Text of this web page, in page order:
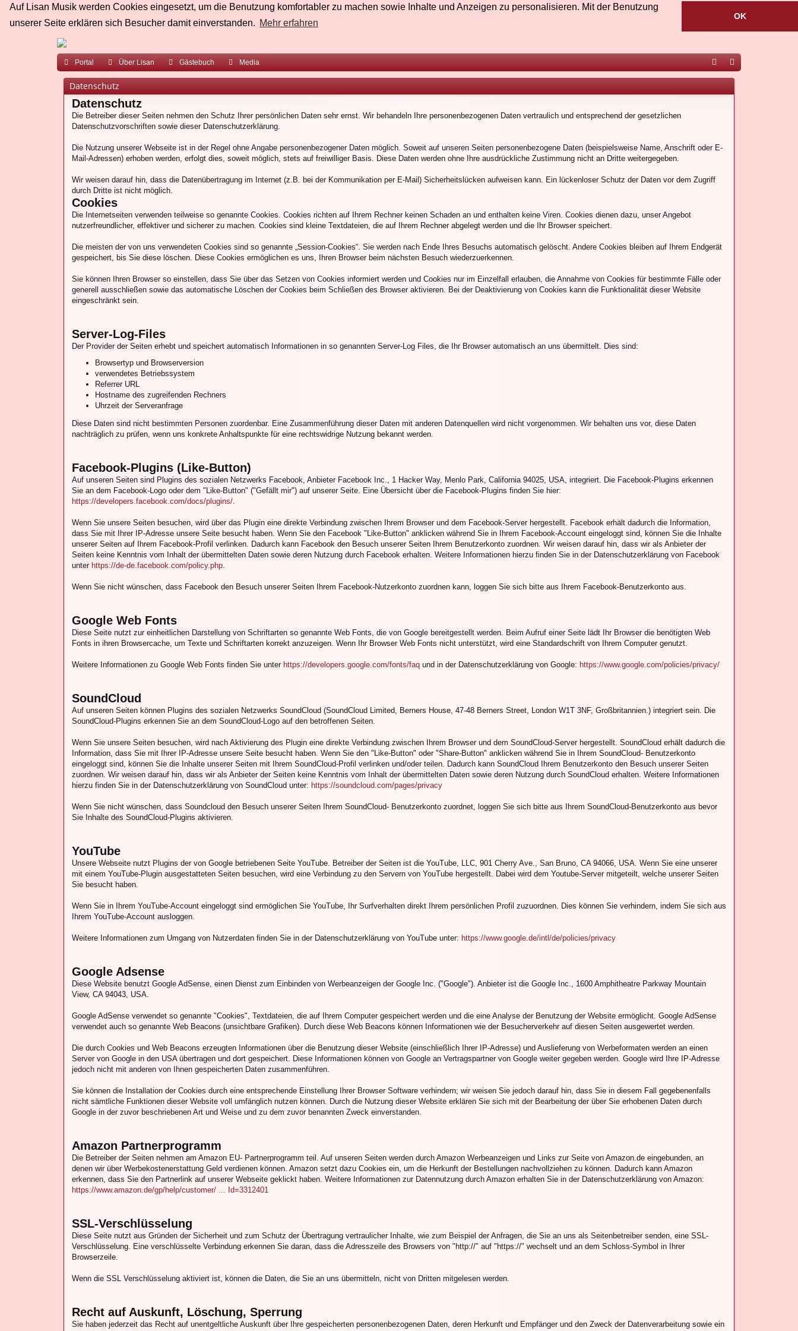
Auf Lisan Musik werden Cookies eingesetzt, um die Benutzung komfortabler zu machen sowie Inhalte und Anzeigen zu personalisieren. Mit der Benutzung
unserer Seite erklären sich Besucher damit einverstanden. Mehr erfahren
OK
Portal Über Lisan Gästebuch Media
ac ou
Datenschutz
Datenschutz
Die Betreiber dieser Seiten nehmen den Schutz Ihrer persönlichen Daten sehr ernst. Wir behandeln Ihre personenbezogenen Daten vertraulich und entsprechend der gesetzlichen
Datenschutzvorschriften sowie dieser Datenschutzerklärung.
Die Nutzung unserer Webseite ist in der Regel ohne Angabe personenbezogener Daten möglich. Soweit auf unseren Seiten personenbezogene Daten (beispielsweise Name, Anschrift oder E-
Mail-Adressen) erhoben werden, erfolgt dies, soweit möglich, stets auf freiwilliger Basis. Diese Daten werden ohne Ihre ausdrückliche Zustimmung nicht an Dritte weitergegeben.
Wir weisen darauf hin, dass die Datenübertragung im Internet (z.B. bei der Kommunikation per E-Mail) Sicherheitslücken aufweisen kann. Ein lückenloser Schutz der Daten vor dem Zugriff
durch Dritte ist nicht möglich.
Cookies
Die Internetseiten verwenden teilweise so genannte Cookies. Cookies richten auf Ihrem Rechner keinen Schaden an und enthalten keine Viren. Cookies dienen dazu, unser Angebot
nutzerfreundlicher, effektiver und sicherer zu machen. Cookies sind kleine Textdateien, die auf Ihrem Rechner abgelegt werden und die Ihr Browser speichert.
Die meisten der von uns verwendeten Cookies sind so genannte „Session-Cookies“. Sie werden nach Ende Ihres Besuchs automatisch gelöscht. Andere Cookies bleiben auf Ihrem Endgerät
gespeichert, bis Sie diese löschen. Diese Cookies ermöglichen es uns, Ihren Browser beim nächsten Besuch wiederzuerkennen.
Sie können Ihren Browser so einstellen, dass Sie über das Setzen von Cookies informiert werden und Cookies nur im Einzelfall erlauben, die Annahme von Cookies für bestimmte Fälle oder
generell ausschließen sowie das automatische Löschen der Cookies beim Schließen des Browser aktivieren. Bei der Deaktivierung von Cookies kann die Funktionalität dieser Website
eingeschränkt sein.
Server-Log-Files
Der Provider der Seiten erhebt und speichert automatisch Informationen in so genannten Server-Log Files, die Ihr Browser automatisch an uns übermittelt. Dies sind:
Browsertyp und Browserversion
verwendetes Betriebssystem
Referrer URL
Hostname des zugreifenden Rechners
Uhrzeit der Serveranfrage
Diese Daten sind nicht bestimmten Personen zuordenbar. Eine Zusammenführung dieser Daten mit anderen Datenquellen wird nicht vorgenommen. Wir behalten uns vor, diese Daten
nachträglich zu prüfen, wenn uns konkrete Anhaltspunkte für eine rechtswidrige Nutzung bekannt werden.
Facebook-Plugins (Like-Button)
Auf unseren Seiten sind Plugins des sozialen Netzwerks Facebook, Anbieter Facebook Inc., 1 Hacker Way, Menlo Park, California 94025, USA, integriert. Die Facebook-Plugins erkennen
Sie an dem Facebook-Logo oder dem "Like-Button" ("Gefällt mir") auf unserer Seite. Eine Übersicht über die Facebook-Plugins finden Sie hier:
https://developers.facebook.com/docs/plugins/.
Wenn Sie unsere Seiten besuchen, wird über das Plugin eine direkte Verbindung zwischen Ihrem Browser und dem Facebook-Server hergestellt. Facebook erhält dadurch die Information,
dass Sie mit Ihrer IP-Adresse unsere Seite besucht haben. Wenn Sie den Facebook "Like-Button" anklicken während Sie in Ihrem Facebook-Account eingeloggt sind, können Sie die Inhalte
unserer Seiten auf Ihrem Facebook-Profil verlinken. Dadurch kann Facebook den Besuch unserer Seiten Ihrem Benutzerkonto zuordnen. Wir weisen darauf hin, dass wir als Anbieter der
Seiten keine Kenntnis vom Inhalt der übermittelten Daten sowie deren Nutzung durch Facebook erhalten. Weitere Informationen hierzu finden Sie in der Datenschutzerklärung von Facebook
unter https://de-de.facebook.com/policy.php.
Wenn Sie nicht wünschen, dass Facebook den Besuch unserer Seiten Ihrem Facebook-Nutzerkonto zuordnen kann, loggen Sie sich bitte aus Ihrem Facebook-Benutzerkonto aus.
Google Web Fonts
Diese Seite nutzt zur einheitlichen Darstellung von Schriftarten so genannte Web Fonts, die von Google bereitgestellt werden. Beim Aufruf einer Seite lädt Ihr Browser die benötigten Web
Fonts in ihren Browsercache, um Texte und Schriftarten korrekt anzuzeigen. Wenn Ihr Browser Web Fonts nicht unterstützt, wird eine Standardschrift von Ihrem Computer genutzt.
Weitere Informationen zu Google Web Fonts finden Sie unter https://developers.google.com/fonts/faq und in der Datenschutzerklärung von Google: https://www.google.com/policies/privacy/
SoundCloud
Auf unseren Seiten können Plugins des sozialen Netzwerks SoundCloud (SoundCloud Limited, Berners House, 47-48 Berners Street, London W1T 3NF, Großbritannien.) integriert sein. Die
SoundCloud-Plugins erkennen Sie an dem SoundCloud-Logo auf den betroffenen Seiten.
Wenn Sie unsere Seiten besuchen, wird nach Aktivierung des Plugin eine direkte Verbindung zwischen Ihrem Browser und dem SoundCloud-Server hergestellt. SoundCloud erhält dadurch die
Information, dass Sie mit Ihrer IP-Adresse unsere Seite besucht haben. Wenn Sie den "Like-Button" oder "Share-Button" anklicken während Sie in Ihrem SoundCloud- Benutzerkonto
eingeloggt sind, können Sie die Inhalte unserer Seiten mit Ihrem SoundCloud-Profil verlinken und/oder teilen. Dadurch kann SoundCloud Ihrem Benutzerkonto den Besuch unserer Seiten
zuordnen. Wir weisen darauf hin, dass wir als Anbieter der Seiten keine Kenntnis vom Inhalt der übermittelten Daten sowie deren Nutzung durch SoundCloud erhalten. Weitere Informationen
hierzu finden Sie in der Datenschutzerklärung von SoundCloud unter: https://soundcloud.com/pages/privacy
Wenn Sie nicht wünschen, dass Soundcloud den Besuch unserer Seiten Ihrem SoundCloud- Benutzerkonto zuordnet, loggen Sie sich bitte aus Ihrem SoundCloud-Benutzerkonto aus bevor
Sie Inhalte des SoundCloud-Plugins aktivieren.
YouTube
Unsere Webseite nutzt Plugins der von Google betriebenen Seite YouTube. Betreiber der Seiten ist die YouTube, LLC, 901 Cherry Ave., San Bruno, CA 94066, USA. Wenn Sie eine unserer
mit einem YouTube-Plugin ausgestatteten Seiten besuchen, wird eine Verbindung zu den Servern von YouTube hergestellt. Dabei wird dem Youtube-Server mitgeteilt, welche unserer Seiten
Sie besucht haben.
Wenn Sie in Ihrem YouTube-Account eingeloggt sind ermöglichen Sie YouTube, Ihr Surfverhalten direkt Ihrem persönlichen Profil zuzuordnen. Dies können Sie verhindern, indem Sie sich aus
Ihrem YouTube-Account ausloggen.
Weitere Informationen zum Umgang von Nutzerdaten finden Sie in der Datenschutzerklärung von YouTube unter: https://www.google.de/intl/de/policies/privacy
Google Adsense
Diese Website benutzt Google AdSense, einen Dienst zum Einbinden von Werbeanzeigen der Google Inc. ("Google"). Anbieter ist die Google Inc., 1600 Amphitheatre Parkway Mountain
View, CA 94043, USA.
Google AdSense verwendet so genannte "Cookies", Textdateien, die auf Ihrem Computer gespeichert werden und die eine Analyse der Benutzung der Website ermöglicht. Google AdSense
verwendet auch so genannte Web Beacons (unsichtbare Grafiken). Durch diese Web Beacons können Informationen wie der Besucherverkehr auf diesen Seiten ausgewertet werden.
Die durch Cookies und Web Beacons erzeugten Informationen über die Benutzung dieser Website (einschließlich Ihrer IP-Adresse) und Auslieferung von Werbeformaten werden an einen
Server von Google in den USA übertragen und dort gespeichert. Diese Informationen können von Google an Vertragspartner von Google weiter gegeben werden. Google wird Ihre IP-Adresse
jedoch nicht mit anderen von Ihnen gespeicherten Daten zusammenführen.
Sie können die Installation der Cookies durch eine entsprechende Einstellung Ihrer Browser Software verhindern; wir weisen Sie jedoch darauf hin, dass Sie in diesem Fall gegebenenfalls
nicht sämtliche Funktionen dieser Website voll umfänglich nutzen können. Durch die Nutzung dieser Website erklären Sie sich mit der Bearbeitung der über Sie erhobenen Daten durch
Google in der zuvor beschriebenen Art und Weise und zu dem zuvor benannten Zweck einverstanden.
Amazon Partnerprogramm
Die Betreiber der Seiten nehmen am Amazon EU- Partnerprogramm teil. Auf unseren Seiten werden durch Amazon Werbeanzeigen und Links zur Seite von Amazon.de eingebunden, an
denen wir über Werbekostenerstattung Geld verdienen können. Amazon setzt dazu Cookies ein, um die Herkunft der Bestellungen nachvollziehen zu können. Dadurch kann Amazon
erkennen, dass Sie den Partnerlink auf unserer Webseite geklickt haben. Weitere Informationen zur Datennutzung durch Amazon erhalten Sie in der Datenschutzerklärung von Amazon:
https://www.amazon.de/gp/help/customer/ ... Id=3312401
SSL-Verschlüsselung
Diese Seite nutzt aus Gründen der Sicherheit und zum Schutz der Übertragung vertraulicher Inhalte, wie zum Beispiel der Anfragen, die Sie an uns als Seitenbetreiber senden, eine SSL-
Verschlüsselung. Eine verschlüsselte Verbindung erkennen Sie daran, dass die Adresszeile des Browsers von "http://" auf "https://" wechselt und an dem Schloss-Symbol in Ihrer
Browserzeile.
Wenn die SSL Verschlüsselung aktiviert ist, können die Daten, die Sie an uns übermitteln, nicht von Dritten mitgelesen werden.
Recht auf Auskunft, Löschung, Sperrung
Sie haben jederzeit das Recht auf unentgeltliche Auskunft über Ihre gespeicherten personenbezogenen Daten, deren Herkunft und Empfänger und den Zweck der Datenverarbeitung sowie ein